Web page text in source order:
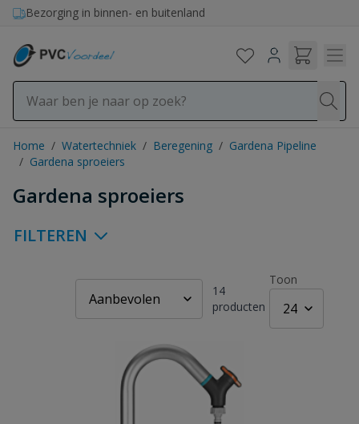
Ga naar de inhoud
Bezorging in binnen- en buitenland
Home / Watertechniek / Beregening / Gardena Pipeline
/ Gardena sproeiers
Gardena sproeiers
FILTEREN
14
producten
Toon